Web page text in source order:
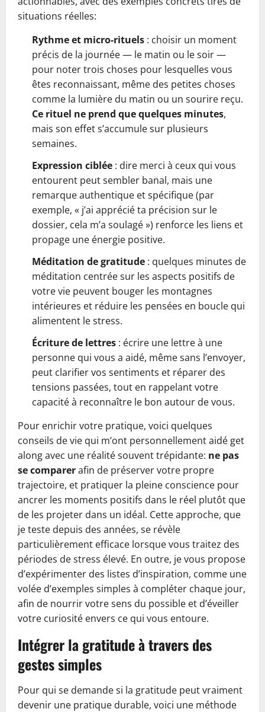
situations réelles:
Rythme et micro‑rituels : choisir un moment
précis de la journée — le matin ou le soir —
pour noter trois choses pour lesquelles vous
êtes reconnaissant, même des petites choses
comme la lumière du matin ou un sourire reçu.
Ce rituel ne prend que quelques minutes,
mais son effet s’accumule sur plusieurs
semaines.
Expression ciblée : dire merci à ceux qui vous
entourent peut sembler banal, mais une
remarque authentique et spécifique (par
exemple, « j’ai apprécié ta précision sur le
dossier, cela m’a soulagé ») renforce les liens et
propage une énergie positive.
Méditation de gratitude : quelques minutes de
méditation centrée sur les aspects positifs de
votre vie peuvent bouger les montagnes
intérieures et réduire les pensées en boucle qui
alimentent le stress.
Écriture de lettres : écrire une lettre à une
personne qui vous a aidé, même sans l’envoyer,
peut clarifier vos sentiments et réparer des
tensions passées, tout en rappelant votre
capacité à reconnaître le bon autour de vous.
Pour enrichir votre pratique, voici quelques
conseils de vie qui m’ont personnellement aidé get
along avec une réalité souvent trépidante: ne pas
se comparerafin de préserver votre propre
trajectoire, et pratiquer la pleine conscience pour
ancrer les moments positifs dans le réel plutôt que
de les projeter dans un idéal. Cette approche, que
je teste depuis des années, se révèle
particulièrement efficace lorsque vous traitez des
périodes de stress élevé. En outre, je vous propose
d’expérimenter des listes d’inspiration, comme une
volée d’exemples simples à compléter chaque jour,
afin de nourrir votre sens du possible et d’éveiller
votre curiosité envers ce qui vous entoure.
Intégrer la gratitude à travers des
gestes simples
Pour qui se demande si la gratitude peut vraiment
devenir une pratique durable, voici une méthode